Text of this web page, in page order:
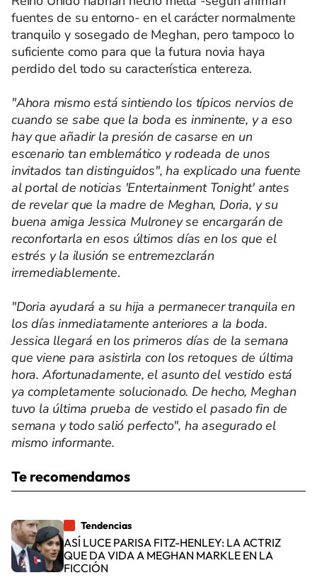
fuentes de su entorno- en el carácter normalmente
tranquilo y sosegado de Meghan, pero tampoco lo
suficiente como para que la futura novia haya
perdido del todo su característica entereza.
"Ahora mismo está sintiendo los típicos nervios de
cuando se sabe que la boda es inminente, y a eso
hay que añadir la presión de casarse en un
escenario tan emblemático y rodeada de unos
invitados tan distinguidos", ha explicado una fuente
al portal de noticias 'Entertainment Tonight' antes
de revelar que la madre de Meghan, Doria, y su
buena amiga Jessica Mulroney se encargarán de
reconfortarla en esos últimos días en los que el
estrés y la ilusión se entremezclarán
irremediablemente.
"Doria ayudará a su hija a permanecer tranquila en
los días inmediatamente anteriores a la boda.
Jessica llegará en los primeros días de la semana
que viene para asistirla con los retoques de última
hora. Afortunadamente, el asunto del vestido está
ya completamente solucionado. De hecho, Meghan
tuvo la última prueba de vestido el pasado fin de
semana y todo salió perfecto", ha asegurado el
mismo informante.
Te recomendamos
Tendencias
ASÍ LUCE PARISA FITZ-HENLEY: LA ACTRIZ
QUE DA VIDA A MEGHAN MARKLE EN LA
FICCIÓN